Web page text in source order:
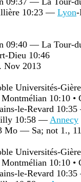
10:23 —Lyon-
09:40 — La Tour-
Dieu 10:46
2013
Universités-
10:10 •
le-Revard
10:58 —Annecy
Mo — Sa; not 1.,
Universités-
10:10 •
le-Revard